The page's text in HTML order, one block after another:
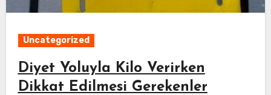
Uncategorized
Diyet Yoluyla Kilo Verirken
Dikkat Edilmesi Gerekenler